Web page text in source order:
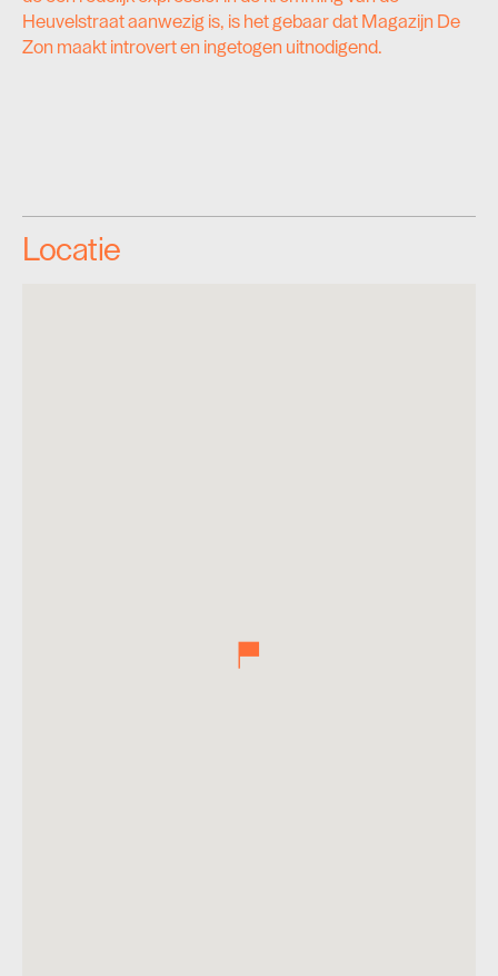
Heuvelstraat aanwezig is, is het gebaar dat Magazijn De
Zon maakt introvert en ingetogen uitnodigend.
Locatie